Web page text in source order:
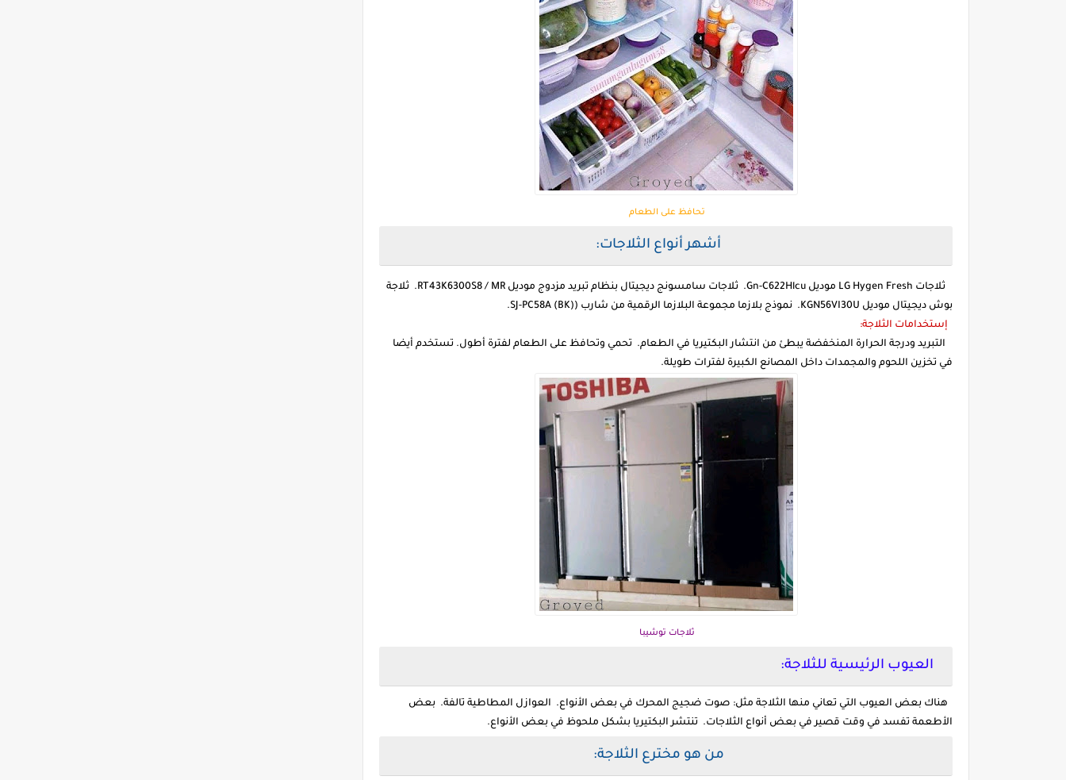
تحافظ على الطعام
أشهر أنواع الثلاجات:
ثلاجات LG Hygen Fresh موديل Gn-C622Hlcu. ثلاجات سامسونج ديجيتال بنظام تبريد مزدوج موديل RT43K6300S8 / MR. ثلاجة
بوش ديجيتال موديل KGN56VI30U. نموذج بلازما مجموعة البلازما الرقمية من شارب (SJ-PC58A (BK).
إستخدامات الثلاجة:
التبريد ودرجة الحرارة المنخفضة يبطئ من انتشار البكتيريا في الطعام. تحمي وتحافظ على الطعام لفترة أطول. تستخدم أيضا
في تخزين اللحوم والمجمدات داخل المصانع الكبيرة لفترات طويلة.
ثلاجات توشيبا
العيوب الرئيسية للثلاجة:
هناك بعض العيوب التي تعاني منها الثلاجة مثل: صوت ضجيج المحرك في بعض الأنواع. العوازل المطاطية تالفة. بعض
الأطعمة تفسد في وقت قصير في بعض أنواع الثلاجات. تنتشر البكتيريا بشكل ملحوظ في بعض الأنواع.
من هو مخترع الثلاجة: